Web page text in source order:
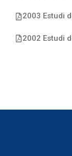
2003 Estudi
2002 Estudi